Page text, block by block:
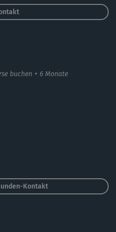
buchen + 6 Monate
Kontakt